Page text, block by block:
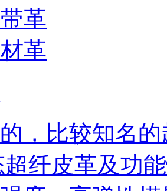
革
革
，比较知名
超纤皮革及功